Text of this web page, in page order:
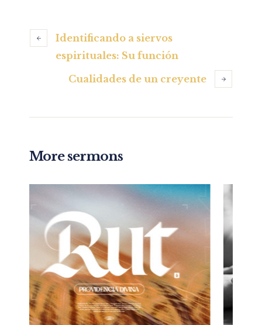
Identificando a siervos
espirituales: Su función
Cualidades de un creyente
More sermons